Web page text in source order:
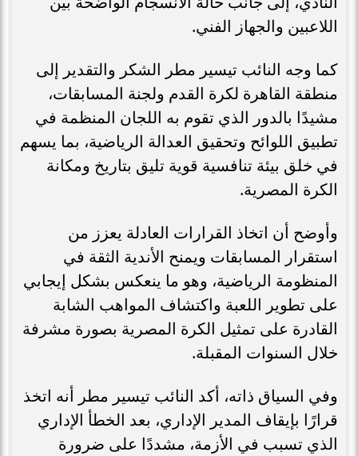
اللاعبين والجهاز الفني.
كما وجه النائب تيسير مطر الشكر والتقدير إلى
منطقة القاهرة لكرة القدم ولجنة المسابقات،
مشيدًا بالدور الذي تقوم به اللجان المنظمة في
تطبيق اللوائح وتحقيق العدالة الرياضية، بما يسهم
في خلق بيئة تنافسية قوية تليق بتاريخ ومكانة
الكرة المصرية.
وأوضح أن اتخاذ القرارات العادلة يعزز من
استقرار المسابقات ويمنح الأندية الثقة في
المنظومة الرياضية، وهو ما ينعكس بشكل إيجابي
على تطوير اللعبة واكتشاف المواهب الشابة
القادرة على تمثيل الكرة المصرية بصورة مشرفة
خلال السنوات المقبلة.
وفي السياق ذاته، أكد النائب تيسير مطر أنه اتخذ
قرارًا بإيقاف المدير الإداري، بعد الخطأ الإداري
الذي تسبب في الأزمة، مشددًا على ضرورة